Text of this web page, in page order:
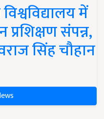
में
संपन्न,
सिंह चौहान